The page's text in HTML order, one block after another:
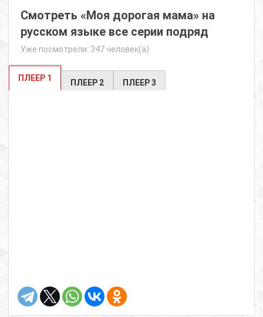
Смотреть «Моя дорогая мама» на
русском языке все серии подряд
Уже посмотрели: 347 человек(а)
ПЛЕЕР 1 ПЛЕЕР 2 ПЛЕЕР 3